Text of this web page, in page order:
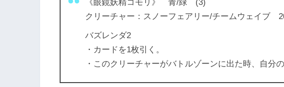
《眼鏡妖精コモリ》 青/緑 (3)
クリーチャー：スノーフェアリー/チームウェイブ
バズレンダ2
・カードを1枚引く。
・このクリーチャーがバトルゾーンに出た時、自分